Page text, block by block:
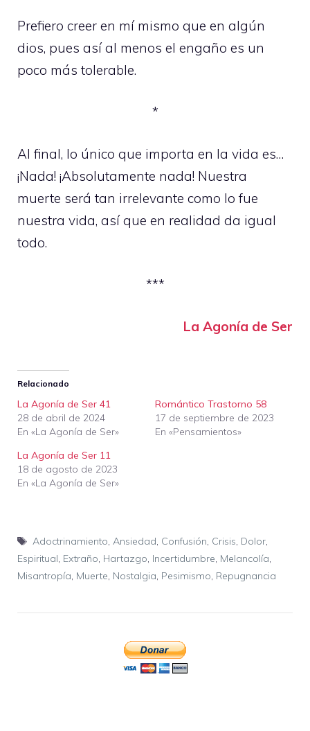
Prefiero creer en mí mismo que en algún
dios, pues así al menos el engaño es un
poco más tolerable.
*
Al final, lo único que importa en la vida es…
¡Nada! ¡Absolutamente nada! Nuestra
muerte será tan irrelevante como lo fue
nuestra vida, así que en realidad da igual
todo.
***
La Agonía de Ser
Relacionado
La Agonía de Ser 41
28 de abril de 2024
En «La Agonía de Ser»
Romántico Trastorno 58
17 de septiembre de 2023
En «Pensamientos»
La Agonía de Ser 11
18 de agosto de 2023
En «La Agonía de Ser»
Etiquetas
Adoctrinamiento, Ansiedad, Confusión, Crisis, Dolor,
Espiritual, Extraño, Hartazgo, Incertidumbre, Melancolía,
Misantropía, Muerte, Nostalgia, Pesimismo, Repugnancia